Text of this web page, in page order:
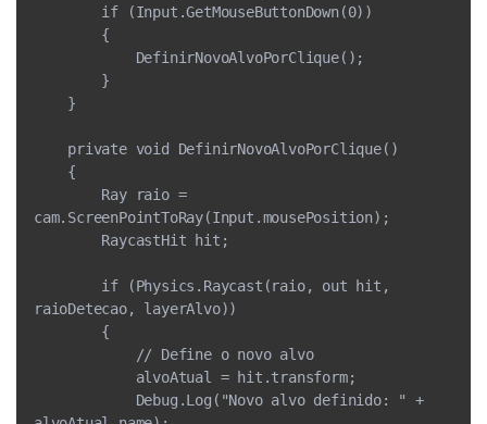
        if (Input.GetMouseButtonDown(0))
        {
            DefinirNovoAlvoPorClique();
        }
    }
    private void DefinirNovoAlvoPorClique()
    {
cam.ScreenPointToRay(Input.mousePosition);
        RaycastHit hit;
raioDetecao, layerAlvo))
        {
            // Define o novo alvo
            alvoAtual = hit.transform;